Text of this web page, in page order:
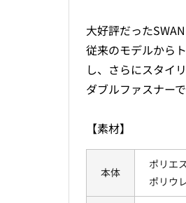
大好評だった
従来のモデルから
し、さらにスタイ
ダブルファスナー
【素材】
本体
ポリエ
ポリウ